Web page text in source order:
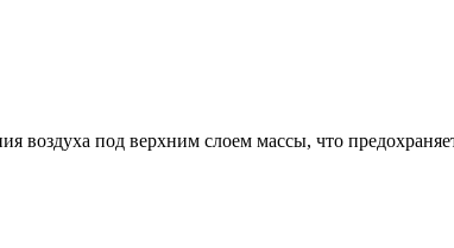
воздуха под верхним слоем массы, что